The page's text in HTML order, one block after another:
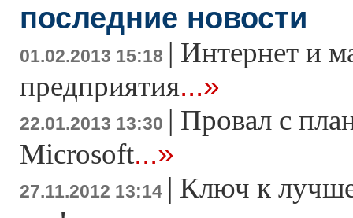
последние новости
01.02.2013 15:18 | Интернет и
предприятия...»
22.01.2013 13:30 | Провал с
Microsoft...»
27.11.2012 13:14 | Ключ к